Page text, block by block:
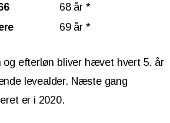
68 år *
69 år *
efterløn bliver hævet hvert 5. år
levealder. Næste gang
er i 2020.